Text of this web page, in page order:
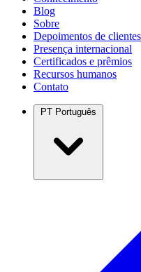
Blog
Sobre
Depoimentos de clientes
Presença internacional
Certificados e prêmios
Recursos humanos
Contato
PT Português